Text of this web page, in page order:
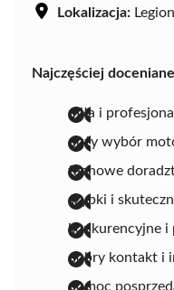
Lokalizacja:
Najczęściej
miła i
duży wybór
fachowe
szybki i
konkurencyjne i
dobry kontakt i
pomoc